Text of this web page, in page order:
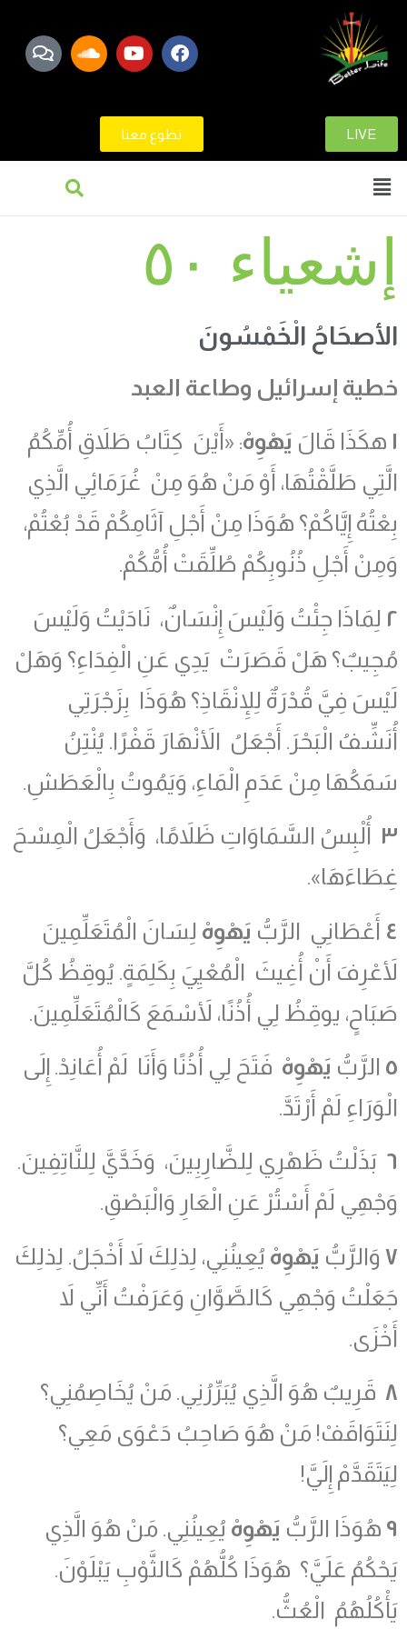
LIVE تطوع معنا
إشعياء ٥٠
الأصحَاحُ الْخَمْسُونَ
خطية إسرائيل وطاعة العبد
١ هكَذَا قَالَ يَهْوِهْ: «أَيْنَ كِتَابُ طَلاَقِ أُمِّكُمُ
الَّتِي طَلَّقْتُهَا، أَوْ مَنْ هُوَ مِنْ غُرَمَائِي الَّذِي
بِعْتُهُ إِيَّاكُمْ؟ هُوَذَا مِنْ أَجْلِ آثَامِكُمْ قَدْ بُعْتُمْ،
وَمِنْ أَجْلِ ذُنُوبِكُمْ طُلِّقَتْ أُمُّكُمْ.
٢ لِمَاذَا جِئْتُ وَلَيْسَ إِنْسَانٌ، نَادَيْتُ وَلَيْسَ
مُجِيبٌ؟ هَلْ قَصَرَتْ يَدِي عَنِ الْفِدَاءِ؟ وَهَلْ
لَيْسَ فِيَّ قُدْرَةٌ لِلإِنْقَاذِ؟ هُوَذَا بِزَجْرَتِي
أُنَشِّفُ الْبَحْرَ. أَجْعَلُ الأَنْهَارَ قَفْرًا. يُنْتِنُ
سَمَكُهَا مِنْ عَدَمِ الْمَاءِ، وَيَمُوتُ بِالْعَطَشِ.
٣ أُلْبِسُ السَّمَاوَاتِ ظَلاَمًا، وَأَجْعَلُ الْمِسْحَ
غِطَاءَهَا».
٤ أَعْطَانِي الرَّبُّ يَهْوِهْ لِسَانَ الْمُتَعَلِّمِينَ
لأَعْرِفَ أَنْ أُغِيثَ الْمُعْيِيَ بِكَلِمَةٍ. يُوقِظُ كُلَّ
صَبَاحٍ، يوقِظُ لِي أُذُنًا، لأَسْمَعَ كَالْمُتَعَلِّمِينَ.
٥ الرَّبُّ يَهْوِهْ فَتَحَ لِي أُذُنًا وَأَنَا لَمْ أُعَانِدْ. إِلَى
الْوَرَاءِ لَمْ أَرْتَدَّ.
٦ بَذَلْتُ ظَهْرِي لِلضَّارِبِينَ، وَخَدَّيَّ لِلنَّاتِفِينَ.
وَجْهِي لَمْ أَسْتُرْ عَنِ الْعَارِ وَالْبَصْقِ.
٧ وَالرَّبُّ يَهْوِهْ يُعِينُنِي، لِذلِكَ لاَ أَخْجَلُ. لِذلِكَ
جَعَلْتُ وَجْهِي كَالصَّوَّانِ وَعَرَفْتُ أَنِّي لاَ
أَخْزَى.
٨ قَرِيبٌ هُوَ الَّذِي يُبَرِّرُنِي. مَنْ يُخَاصِمُنِي؟
لِنَتَوَاقَفْ! مَنْ هُوَ صَاحِبُ دَعْوَى مَعِي؟
لِيَتَقَدَّمْ إِلَيَّ!
٩ هُوَذَا الرَّبُّ يَهْوِهْ يُعِينُنِي. مَنْ هُوَ الَّذِي
يَحْكُمُ عَلَيَّ؟ هُوَذَا كُلُّهُمْ كَالثَّوْبِ يَبْلَوْنَ.
يَأْكُلُهُمُ الْعُثُّ.